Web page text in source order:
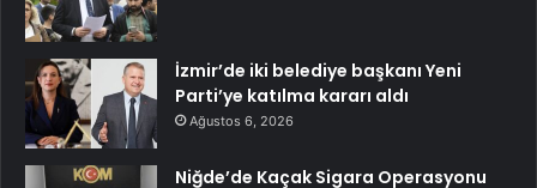
İzmir’de iki belediye başkanı Yeni
Parti’ye katılma kararı aldı
Ağustos 6, 2026
Niğde’de Kaçak Sigara Operasyonu